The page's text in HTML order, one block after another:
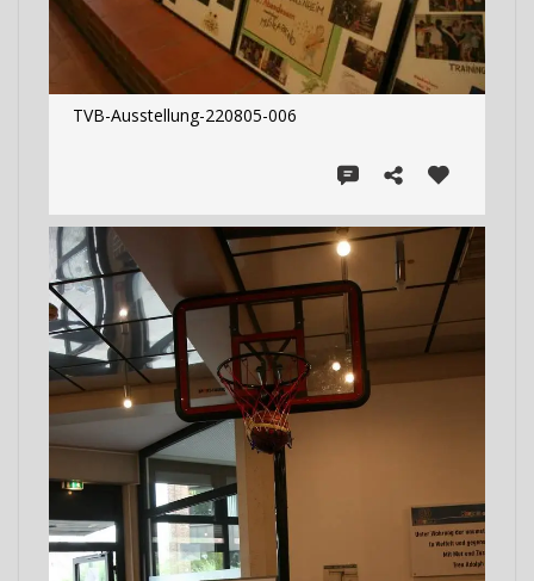
TVB-Ausstellung-220805-006